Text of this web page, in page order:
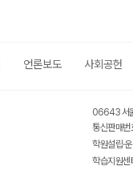
언론보도 사회공헌
06643 서
통신판매
학원설립·
학습지원